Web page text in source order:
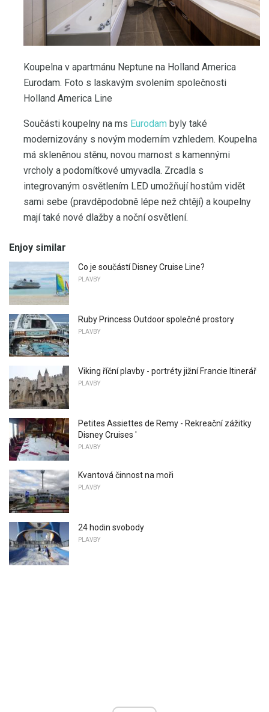
Koupelna v apartmánu Neptune na Holland America
Eurodam. Foto s laskavým svolením společnosti
Holland America Line
Součásti koupelny na ms Eurodam byly také
modernizovány s novým moderním vzhledem. Koupelna
má skleněnou stěnu, novou marnost s kamennými
vrcholy a podomítkové umyvadla. Zrcadla s
integrovaným osvětlením LED umožňují hostům vidět
sami sebe (pravděpodobně lépe než chtějí) a koupelny
mají také nové dlažby a noční osvětlení.
Enjoy similar
Co je součástí Disney Cruise Line?
PLAVBY
Ruby Princess Outdoor společné prostory
PLAVBY
Viking říční plavby - portréty jižní Francie Itinerář
PLAVBY
Petites Assiettes de Remy - Rekreační zážitky
Disney Cruises '
PLAVBY
Kvantová činnost na moři
PLAVBY
24 hodin svobody
PLAVBY